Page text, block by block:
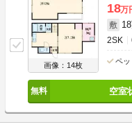
画像：14枚
18万
敷
2SK
ペッ
空室